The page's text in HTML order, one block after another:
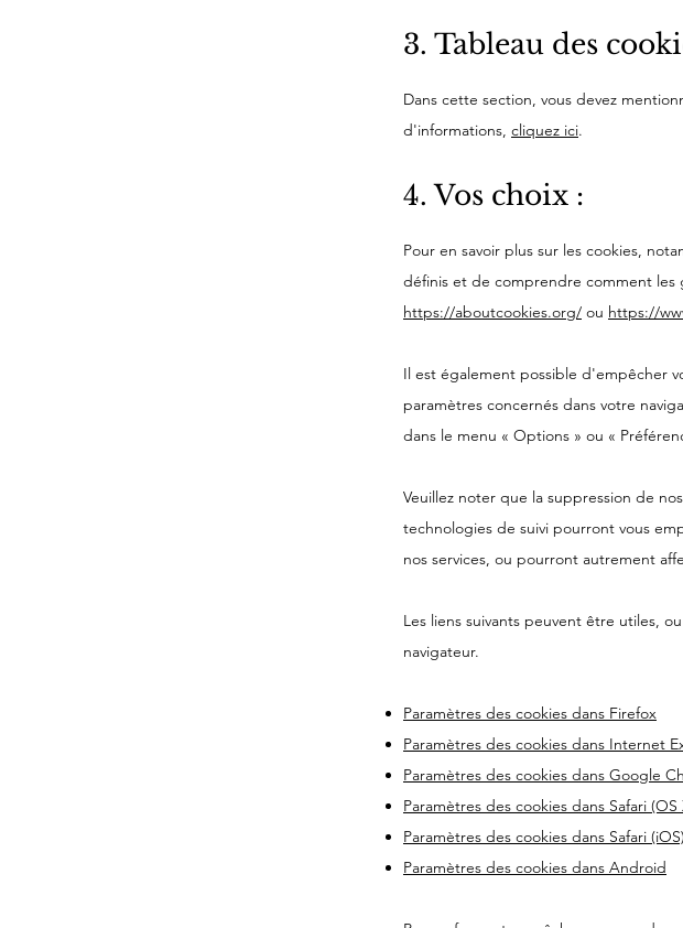
3. Tableau des
Dans cette section, vous devez
d'informations, cliquez ici.
4. Vos choix :
Pour en savoir plus sur les cookies,
définis et de comprendre comment les
https://aboutcookies.org/ ou https://
Il est également possible d'empêcher
paramètres concernés dans votre
dans le menu « Options » ou «
Veuillez noter que la suppression de
technologies de suivi pourront vous
nos services, ou pourront autrement
Les liens suivants peuvent être utiles,
navigateur.
Paramètres des cookies dans Firefox
Paramètres des cookies dans Internet
Paramètres des cookies dans Google
Paramètres des cookies dans Safari (OS
Paramètres des cookies dans Safari (iOS)
Paramètres des cookies dans Android